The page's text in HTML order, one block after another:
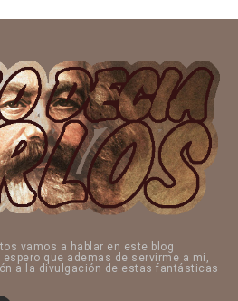
vamos a hablar en este blog
que ademas de servirme a mi,
a la divulgación de estas fantásticas